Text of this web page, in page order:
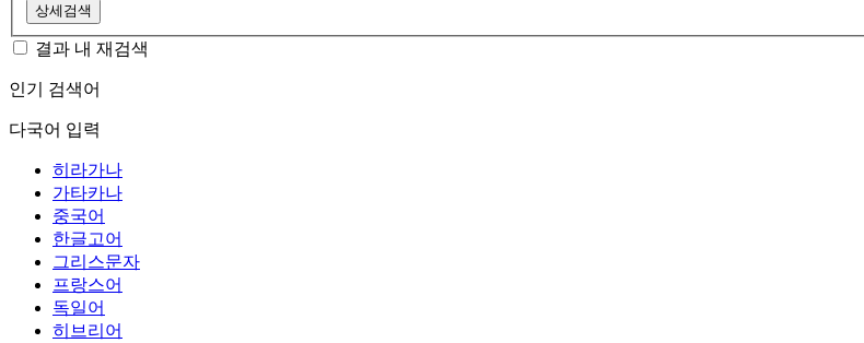
상세검색
결과 내 재검색
인기 검색어
다국어 입력
히라가나
가타카나
중국어
한글고어
그리스문자
프랑스어
독일어
히브리어